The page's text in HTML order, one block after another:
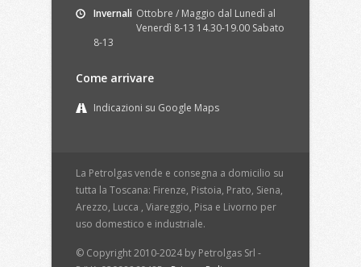
Invernali Ottobre / Maggio dal Lunedì al
Venerdì 8-13 14.30-19.00 Sabato
8-13
Come arrivare
Indicazioni su Google Maps
La Petrolgas vende e consegna a domicilio su
tutta la Toscana: Firenze, Pistoia, Prato, Siena,
Arezzo, Lucca , Viareggio, Pisa e Livorno per
uso domestico e industriale.
© Copyright 2010-2024 by Petrolgas Srl -